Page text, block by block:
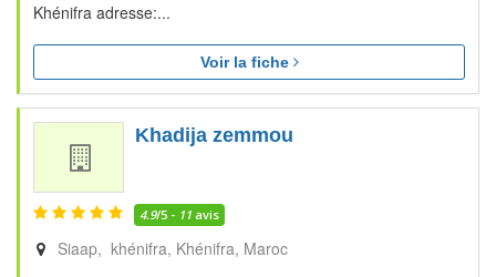
Khénifra adresse:...
Voir la fiche
Khadija zemmou
4.9/5 - 11 avis
Siaap, khénifra Khénifra Maroc